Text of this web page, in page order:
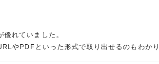
れていました。
やPDFといった形式で取り出せるのもわかり